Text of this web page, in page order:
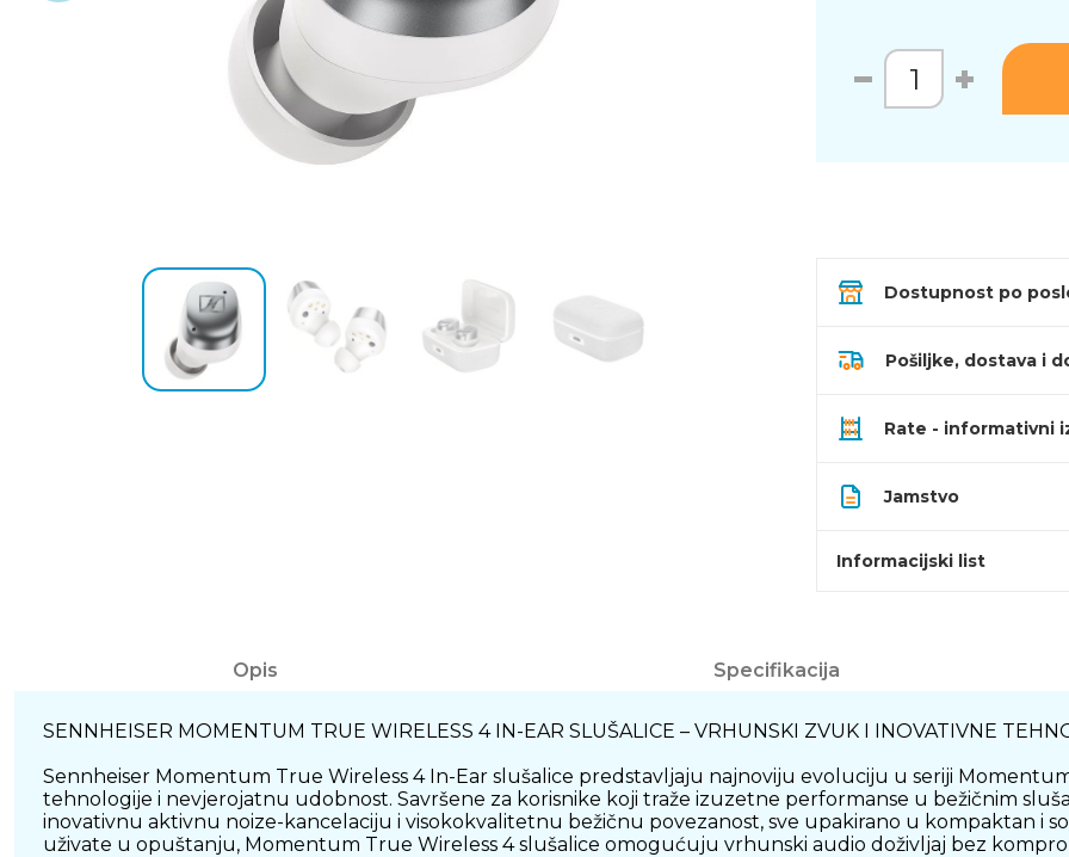
Dostupnost po
Pošiljke, dostava i
Rate - informativni
Jamstvo
Informacijski list
Opis Specifikacija
SENNHEISER MOMENTUM TRUE WIRELESS 4 IN-EAR SLUŠALICE – VRHUNSKI ZVUK I INOVATIVNE
Sennheiser Momentum True Wireless 4 In-Ear slušalice predstavljaju najnoviju evoluciju u seriji
tehnologije i nevjerojatnu udobnost. Savršene za korisnike koji traže izuzetne performanse u bežičnim
inovativnu aktivnu noize-kancelaciju i visokokvalitetnu bežičnu povezanost, sve upakirano u kompaktan i
uživate u opuštanju, Momentum True Wireless 4 slušalice omogućuju vrhunski audio doživljaj bez